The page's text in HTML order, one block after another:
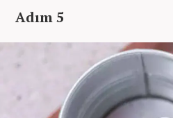
Adım 5